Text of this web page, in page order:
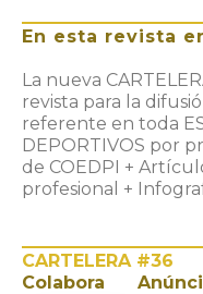
En esta revista
La nueva
revista para la
referente en toda
DEPORTIVOS por
de COEDPI +
profesional +
CARTELERA #36
Colabora